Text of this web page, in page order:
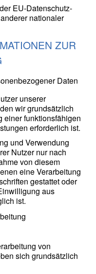
EU-Datenschutz-
nationaler
ZUR
Daten
unserer
wir grundsätzlich
einer funktionsfähigen
erforderlich ist.
und Verwendung
Nutzer nur nach
von diesem
eine Verarbeitung
gestattet oder
aus
ist.
von
sich grundsätzlich